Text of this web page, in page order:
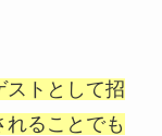
ストとして招
ることでも